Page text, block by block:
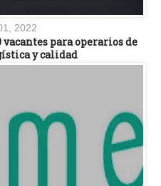
2022
para operarios de
y calidad